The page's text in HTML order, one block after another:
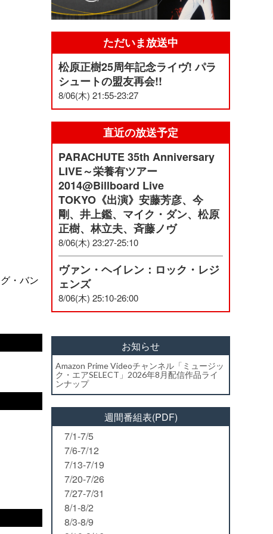
・バン
ただいま放送中
松原正樹25周年記念ライヴ! パラ
シュートの盟友再会!!
8/06(木) 21:55-23:27
直近の放送予定
PARACHUTE 35th Anniversary
LIVE～栄養有ツアー
2014@Billboard Live
TOKYO《出演》安藤芳彦、今
剛、井上鑑、マイク・ダン、松原
正樹、林立夫、斉藤ノヴ
8/06(木) 23:27-25:10
ヴァン・ヘイレン：ロック・レジ
ェンズ
8/06(木) 25:10-26:00
お知らせ
Amazon Prime Videoチャンネル「ミュージッ
ク・エアSELECT」2026年8月配信作品ライ
ンナップ
週間番組表(PDF)
7/1-7/5
7/6-7/12
7/13-7/19
7/20-7/26
7/27-7/31
8/1-8/2
8/3-8/9